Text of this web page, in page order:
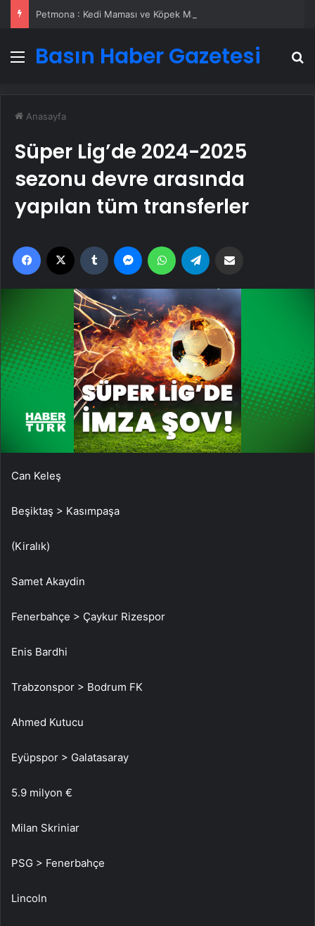
Menü
Basın Haber Gazetesi
Anasayfa
Süper Lig’de 2024-2025
sezonu devre arasında
yapılan tüm transferler
Facebook Tumblr MessengerWhatsApp
Can Keleş
Beşiktaş > Kasımpaşa
(Kiralık)
Samet Akaydin
Fenerbahçe > Çaykur Rizespor
Enis Bardhi
Trabzonspor > Bodrum FK
Ahmed Kutucu
Eyüpspor > Galatasaray
5.9 milyon €
Milan Skriniar
PSG > Fenerbahçe
Lincoln